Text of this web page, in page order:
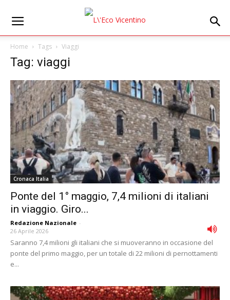
Home Tags Viaggi
Tag: viaggi
Cronaca Italia
Ponte del 1° maggio, 7,4 milioni di italiani
in viaggio. Giro...
Redazione Nazionale -
26 Aprile 2026
Saranno 7,4 milioni gli italiani che si muoveranno in occasione del
ponte del primo maggio, per un totale di 22 milioni di pernottamenti
e...